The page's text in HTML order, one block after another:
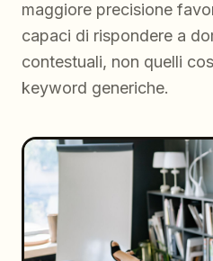
maggiore precisione
capaci di rispondere a
contestuali, non quelli
keyword generiche.